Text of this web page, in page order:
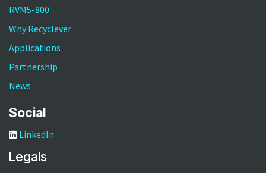
RVM5-800
Why Recyclever
Applications
Partnership
News
Social
LinkedIn
Legals